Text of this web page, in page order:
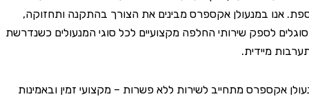
במנעולן אקספרס מבינים את הצורך בהתקנה ותחזוקה,
לספק שירותי החלפה מקצועיים לכל סוגי המנעולים כשנדרשת
מיידית.
מתחייב לשירות ללא פשרות – מקצועי זמין ובאמינות